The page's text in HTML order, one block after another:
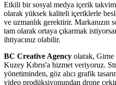
Etkili bir sosyal medya içerik
olarak yüksek kaliteli içeriklerle
ve uzmanlık gerektirir. Markanızın
tam olarak ortaya çıkarmak
ihtiyacınız olabilir.
BC Creative Agency olarak,
Kuzey Kıbrıs'a hizmet veriyoruz.
yönetiminden, göz alıcı grafik
video prodüksiyonundan drone